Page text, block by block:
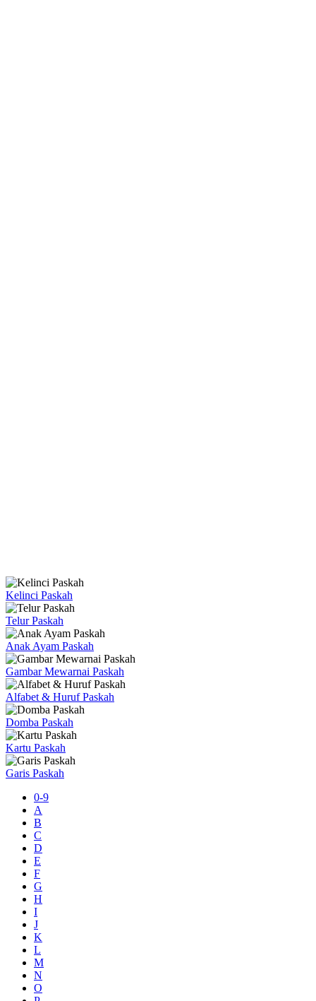
Kelinci Paskah
Telur Paskah
Anak Ayam Paskah
Gambar Mewarnai Paskah
Alfabet & Huruf Paskah
Domba Paskah
Kartu Paskah
Garis Paskah
0-9
A
B
C
D
E
F
G
H
I
J
K
L
M
N
O